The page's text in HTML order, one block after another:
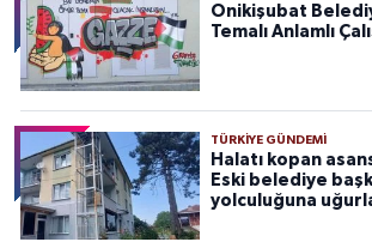
Onikişubat
Temalı Anlamlı
TÜRKIYE GÜNDEMI
Halatı kopan
Eski belediye
yolculuğuna